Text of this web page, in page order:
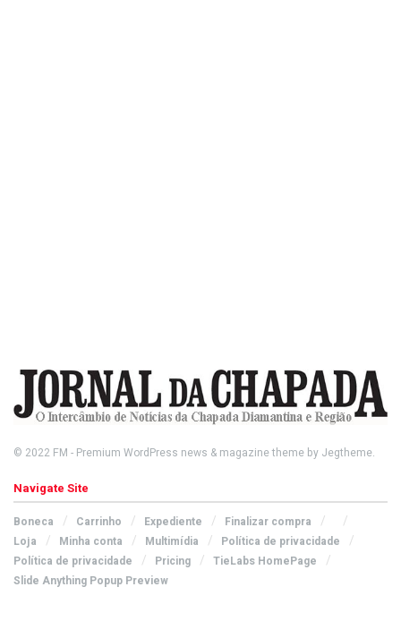
© 2022 FM - Premium WordPress news & magazine theme by Jegtheme.
Navigate Site
Boneca Carrinho Expediente
Finalizar compra
Loja
Minha conta Multimídia
Política de privacidade
Política de privacidade
Pricing
TieLabs HomePage
Slide Anything Popup Preview